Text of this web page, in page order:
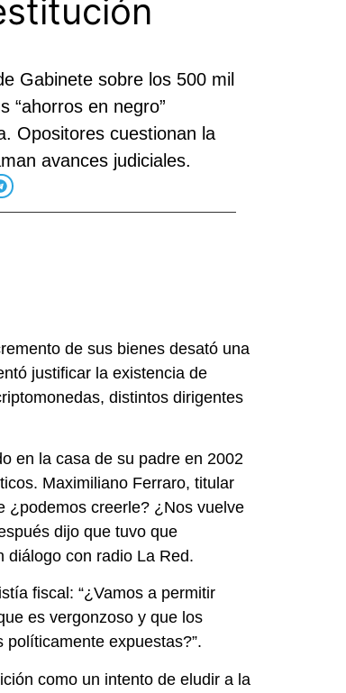
Gabinete sobre los 500 mil
“ahorros en negro”
Opositores cuestionan la
avances judiciales.
de sus bienes desató una
justificar la existencia de
distintos dirigentes
en la casa de su padre en 2002
Maximiliano Ferraro, titular
¿podemos creerle? ¿Nos vuelve
dijo que tuvo que
diálogo con radio La Red.
fiscal: “¿Vamos a permitir
es vergonzoso y que los
expuestas?”.
como un intento de eludir a la